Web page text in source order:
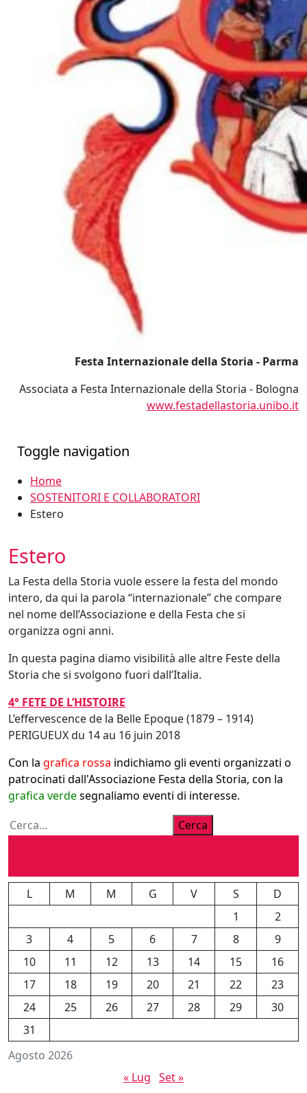
Festa Internazionale della Storia - Parma
Associata a Festa Internazionale della Storia - Bologna
www.festadellastoria.unibo.it
Toggle navigation
Home
SOSTENITORI E COLLABORATORI
Estero
Estero
La Festa della Storia vuole essere la festa del mondo
intero, da qui la parola “internazionale” che compare
nel nome dell’Associazione e della Festa che si
organizza ogni anni.
In questa pagina diamo visibilità alle altre Feste della
Storia che si svolgono fuori dall’Italia.
4° FETE DE L’HISTOIRE
L’effervescence de la Belle Epoque (1879 – 1914)
PERIGUEUX du 14 au 16 juin 2018
Con la grafica rossa indichiamo gli eventi organizzati o
patrocinati dall'Associazione Festa della Storia, con la
grafica verdesegnaliamo eventi di interesse.
Cerca
Cerca
Agosto 2026
L M M G V S
D
1
2
3
4 5 6 7 8
9
10
11 12 13 14 15
16
17
18 19 20 21 22
23
24
25 26 27 28 29
30
31
« Lug Set »